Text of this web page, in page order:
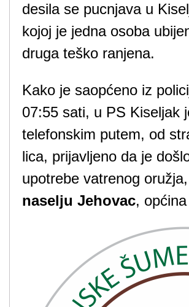
desila se pucnjava u
kojoj je jedna osoba
druga teško ranjena.
Kako je saopćeno iz
07:55 sati, u PS Kiseljak
telefonskim putem, od
lica, prijavljeno da je
upotrebe vatrenog oružja,
naselju Jehovac,